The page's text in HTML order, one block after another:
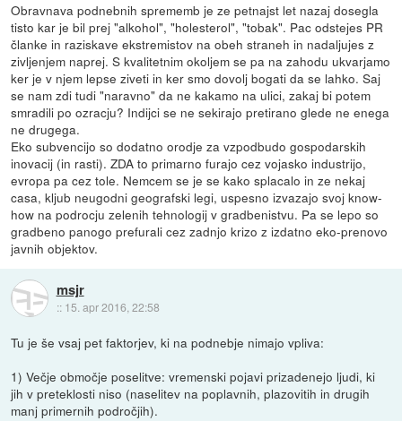
Obravnava podnebnih sprememb je ze petnajst let nazaj dosegla
tisto kar je bil prej "alkohol", "holesterol", "tobak". Pac odstejes PR
članke in raziskave ekstremistov na obeh straneh in nadaljujes z
zivljenjem naprej. S kvalitetnim okoljem se pa na zahodu ukvarjamo
ker je v njem lepse ziveti in ker smo dovolj bogati da se lahko. Saj
se nam zdi tudi "naravno" da ne kakamo na ulici, zakaj bi potem
smradili po ozracju? Indijci se ne sekirajo pretirano glede ne enega
ne drugega.
Eko subvencijo so dodatno orodje za vzpodbudo gospodarskih
inovacij (in rasti). ZDA to primarno furajo cez vojasko industrijo,
evropa pa cez tole. Nemcem se je se kako splacalo in ze nekaj
casa, kljub neugodni geografski legi, uspesno izvazajo svoj know-
how na podrocju zelenih tehnologij v gradbenistvu. Pa se lepo so
gradbeno panogo prefurali cez zadnjo krizo z izdatno eko-prenovo
javnih objektov.
msjr
:: 15. apr 2016, 22:58
Tu je še vsaj pet faktorjev, ki na podnebje nimajo vpliva:
1) Večje območje poselitve: vremenski pojavi prizadenejo ljudi, ki
jih v preteklosti niso (naselitev na poplavnih, plazovitih in drugih
manj primernih področjih).